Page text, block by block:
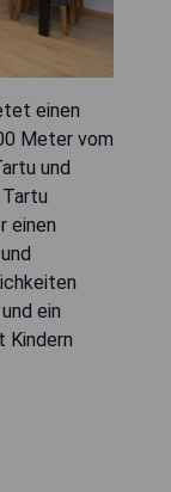
einen
Meter vom
und
einen
ein
Kindern